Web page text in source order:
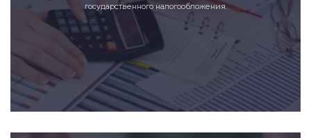
государственного налогообложения.